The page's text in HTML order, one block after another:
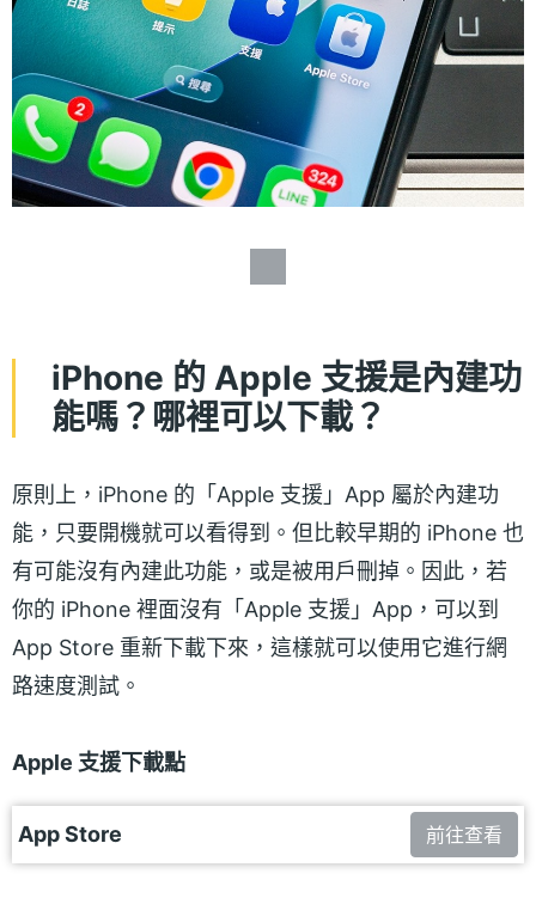
iPhone 的 Apple 支援是內建功
能嗎？哪裡可以下載？
原則上，iPhone 的「Apple 支援」App 屬於內建功
能，只要開機就可以看得到。但比較早期的 iPhone 也
有可能沒有內建此功能，或是被用戶刪掉。因此，若
你的 iPhone 裡面沒有「Apple 支援」App，可以到
App Store 重新下載下來，這樣就可以使用它進行網
路速度測試。
Apple 支援下載點
App Store 前往查看